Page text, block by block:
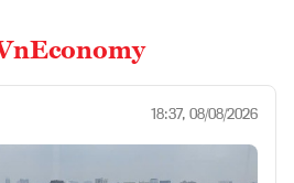
18:37, 08/08/2026